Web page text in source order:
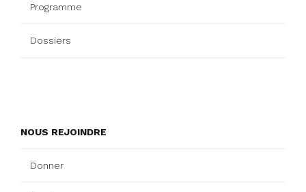
Programme
Dossiers
NOUS REJOINDRE
Donner